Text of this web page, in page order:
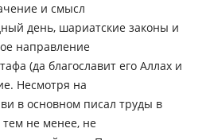
и смысл
день, шариатские законы и
направление
(да благославит его Аллах и
Несмотря на
в основном писал труды в
не менее, не